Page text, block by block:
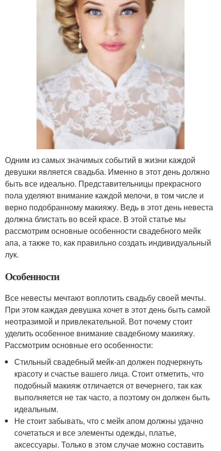
Одним из самых значимых событий в жизни каждой
девушки является свадьба. Именно в этот день должно
быть все идеально. Представительницы прекрасного
пола уделяют внимание каждой мелочи, в том числе и
верно подобранному макияжу. Ведь в этот день невеста
должна блистать во всей красе. В этой статье мы
рассмотрим основные особенности свадебного мейк
апа, а также то, как правильно создать индивидуальный
лук.
Особенности
Все невесты мечтают воплотить свадьбу своей мечты.
При этом каждая девушка хочет в этот день быть самой
неотразимой и привлекательной. Вот почему стоит
уделить особенное внимание свадебному макияжу.
Рассмотрим основные его особенности:
Стильный свадебный мейк-ап должен подчеркнуть
красоту и счастье вашего лица. Стоит отметить, что
подобный макияж отличается от вечернего, так как
выполняется не так часто, а поэтому он должен быть
идеальным.
Не стоит забывать, что с мейк апом должны удачно
сочетаться и все элементы одежды, платье,
аксессуары. Только в этом случае можно составить